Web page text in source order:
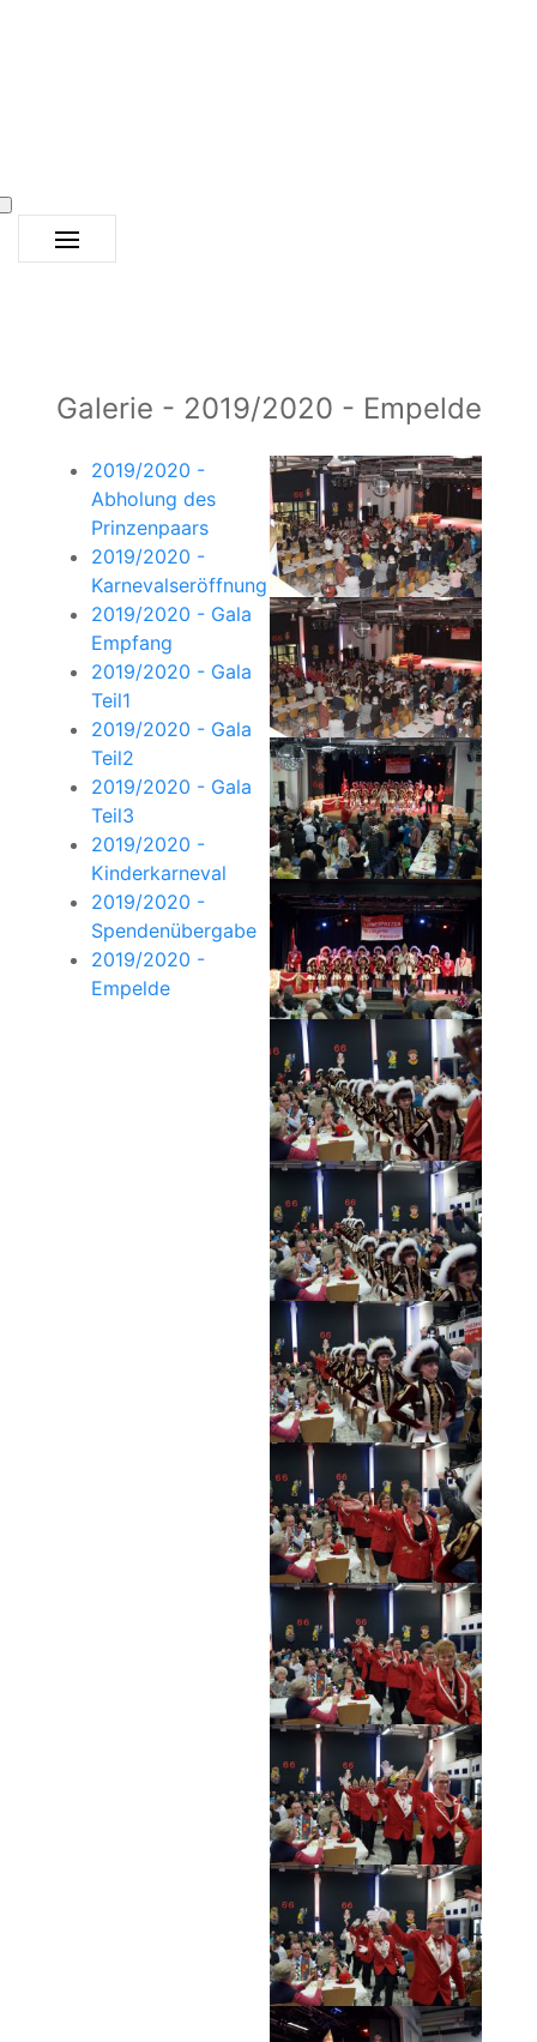
Galerie - 2019/2020 - Empelde
2019/2020 -
Abholung des
Prinzenpaars
2019/2020 -
Karnevalseröffnung
2019/2020 - Gala
Empfang
2019/2020 - Gala
Teil1
2019/2020 - Gala
Teil2
2019/2020 - Gala
Teil3
2019/2020 -
Kinderkarneval
2019/2020 -
Spendenübergabe
2019/2020 -
Empelde